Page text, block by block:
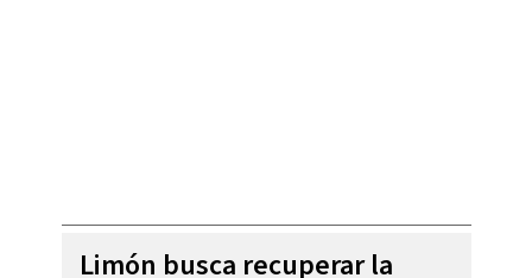
Limón busca recuperar la